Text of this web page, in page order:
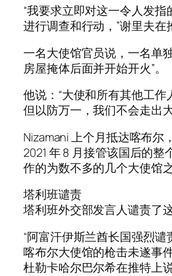
“我要求立即对这一令人发
进行调查和行动，”谢里夫在
一名大使馆官员说，一名单
房屋掩体后面并开始开火”。
他说：“大使和所有其他工作
但以防万一，我们不会走出
Nizamani 上个月抵达喀布尔
2021 年 8 月接管该国后的整
作的为数不多的几个大使馆
塔利班谴责
塔利班外交部发言人谴责了这
“阿富汗伊斯兰酋长国强烈谴
喀布尔大使馆的枪击未遂事
杜勒卡哈尔巴尔希在推特上说